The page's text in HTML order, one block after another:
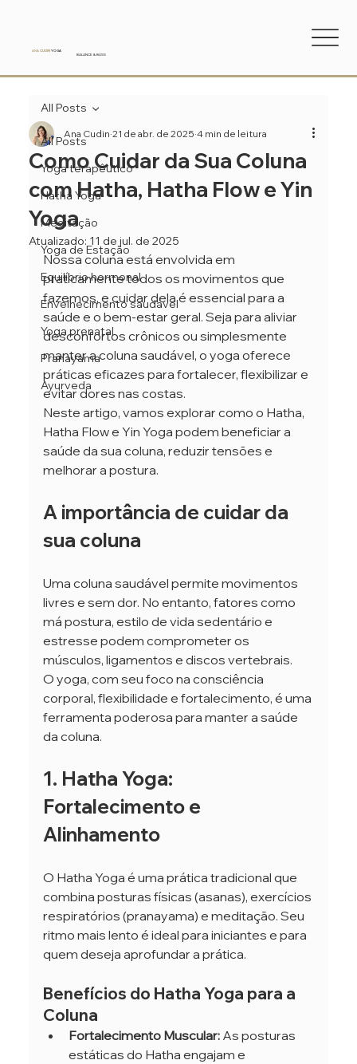
ANA CUDIN YOGA
BALANCE & BLISS
All Posts
Yoga terapêutico
Hatha Yoga
Meditação
Yoga de Estação
Equilíbrio hormonal
Envelhecimento saudável
Yoga prenatal
Pranayama
Ayurveda
All Posts
Como Cuidar da Sua Coluna
com Hatha, Hatha Flow e Yin
Yoga
Ana Cudin 21 de abr. de 2025 4 min de leitura
Atualizado: 11 de jul. de 2025
Nossa coluna está envolvida em
praticamente todos os movimentos que
fazemos, e cuidar dela é essencial para a
saúde e o bem-estar geral. Seja para aliviar
desconfortos crônicos ou simplesmente
manter a coluna saudável, o yoga oferece
práticas eficazes para fortalecer, flexibilizar e
evitar dores nas costas.
Neste artigo, vamos explorar como o Hatha,
Hatha Flow e Yin Yoga podem beneficiar a
saúde da sua coluna, reduzir tensões e
melhorar a postura.
A importância de cuidar da
sua coluna
Uma coluna saudável permite movimentos
livres e sem dor. No entanto, fatores como
má postura, estilo de vida sedentário e
estresse podem comprometer os
músculos, ligamentos e discos vertebrais.
O yoga, com seu foco na consciência
corporal, flexibilidade e fortalecimento, é uma
ferramenta poderosa para manter a saúde
da coluna.
1. Hatha Yoga:
Fortalecimento e
Alinhamento
O Hatha Yoga é uma prática tradicional que
combina posturas físicas (asanas), exercícios
respiratórios (pranayama) e meditação. Seu
ritmo mais lento é ideal para iniciantes e para
quem deseja aprofundar a prática.
Benefícios do Hatha Yoga para a
Coluna
Fortalecimento Muscular: As posturas
estáticas do Hatha engajam e